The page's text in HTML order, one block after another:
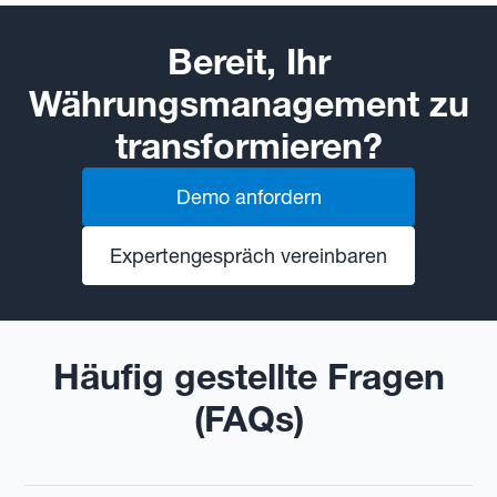
Bereit, Ihr
Währungsmanagement zu
transformieren?
Demo anfordern
Expertengespräch vereinbaren
Häufig gestellte Fragen
(FAQs)